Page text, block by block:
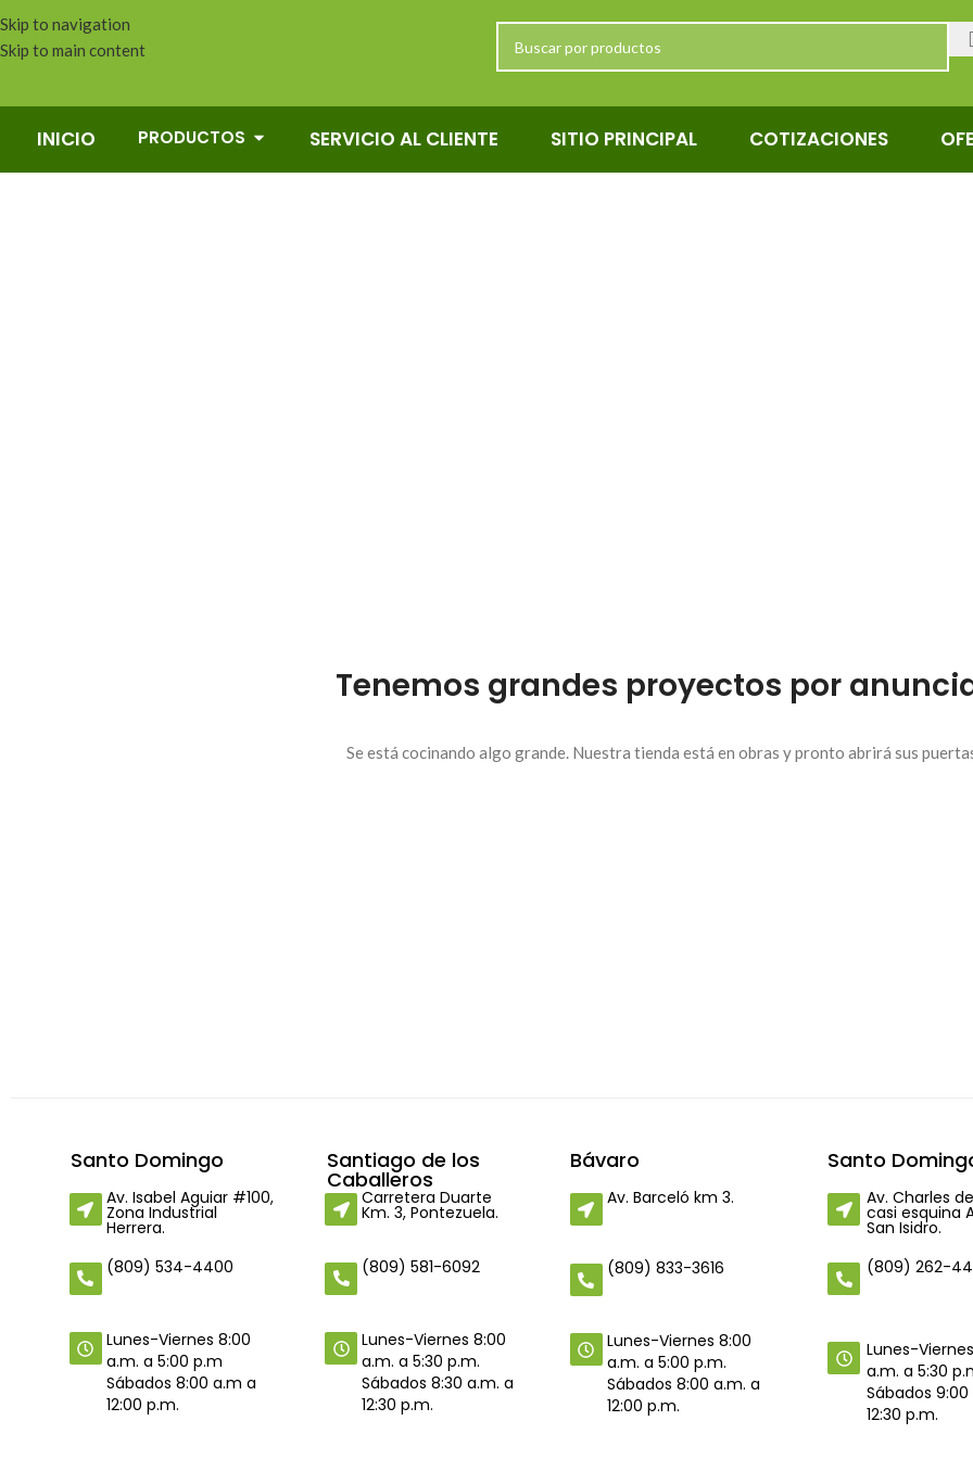
Skip to navigation
Skip to main content
INICIO PRODUCTOS SERVICIO AL CLIENTE SITIO PRINCIPAL COTIZACIONES
Tenemos grandes proyectos por
Se está cocinando algo grande. Nuestra tienda está en obras y pronto abrirá sus
Santo Domingo
Av. Isabel Aguiar #100,
Zona Industrial
Herrera.
(809) 534-4400
Lunes-Viernes 8:00
a.m. a 5:00 p.m
Sábados 8:00 a.m a
12:00 p.m.
Santiago de los
Caballeros
Carretera Duarte
Km. 3, Pontezuela.
(809) 581-6092
Lunes-Viernes 8:00
a.m. a 5:30 p.m.
Sábados 8:30 a.m. a
12:30 p.m.
Bávaro
Av. Barceló km 3.
(809) 833-3616
Lunes-Viernes 8:00
a.m. a 5:00 p.m.
Sábados 8:00 a.m. a
12:00 p.m.
Santo
Av. Charles
casi esquina
San Isidro.
(809) 262-
Lunes-
a.m. a 5:30
Sábados 9:00
12:30 p.m.